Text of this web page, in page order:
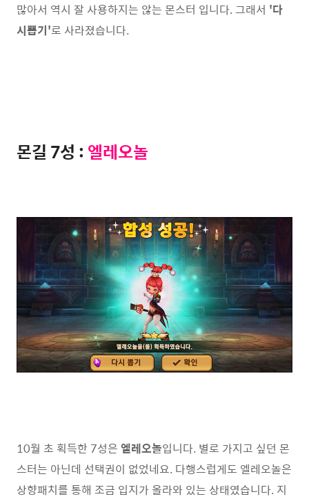
많아서 역시 잘 사용하지는 않는 몬스터 입니다. 그래서 '다
시뽑기'로 사라졌습니다.
몬길 7성 : 엘레오놀
10월 초 획득한 7성은 엘레오놀입니다. 별로 가지고 싶던 몬
스터는 아닌데 선택권이 없었네요. 다행스럽게도 엘레오놀은
상향패치를 통해 조금 입지가 올라와 있는 상태였습니다. 지